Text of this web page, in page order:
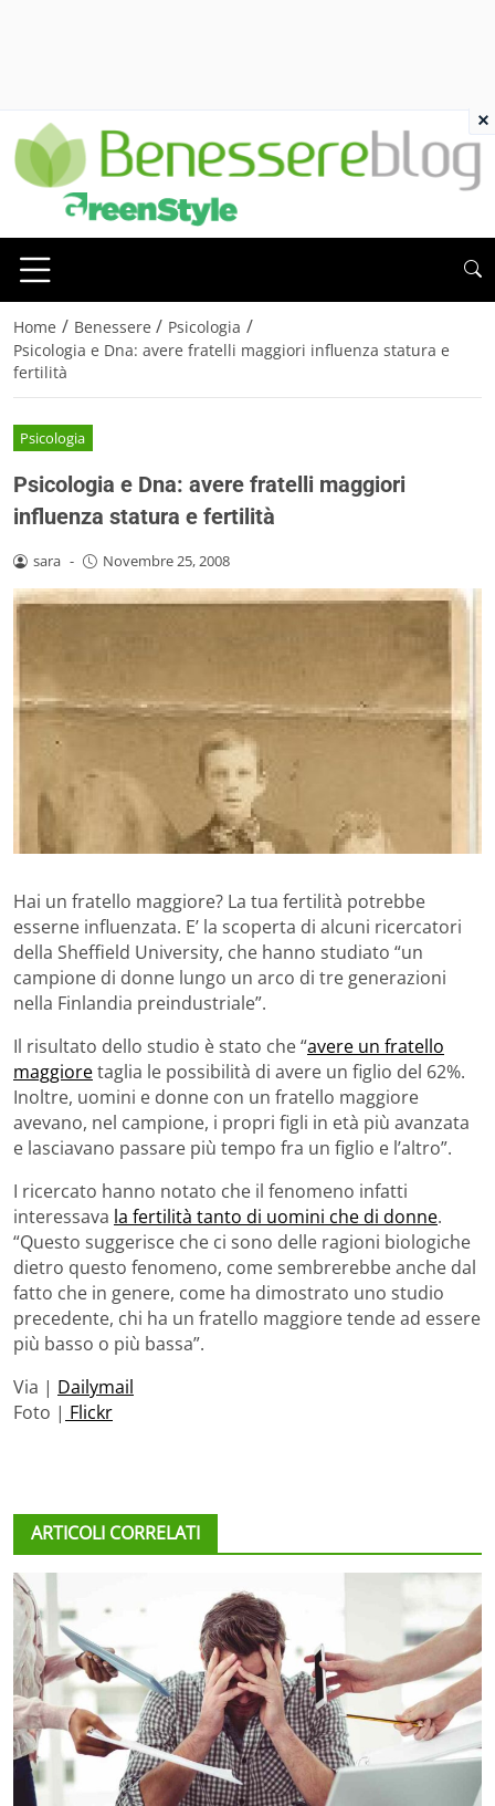
Home / Benessere / Psicologia /
Psicologia e Dna: avere fratelli maggiori influenza statura e
fertilità
Psicologia
Psicologia e Dna: avere fratelli maggiori
influenza statura e fertilità
sara - Novembre 25, 2008
Hai un fratello maggiore? La tua fertilità potrebbe
esserne influenzata. E’ la scoperta di alcuni ricercatori
della Sheffield University, che hanno studiato “un
campione di donne lungo un arco di tre generazioni
nella Finlandia preindustriale”.
Il risultato dello studio è stato che “avere un fratello
maggioretaglia le possibilità di avere un figlio del 62%.
Inoltre, uomini e donne con un fratello maggiore
avevano, nel campione, i propri figli in età più avanzata
e lasciavano passare più tempo fra un figlio e l’altro”.
I ricercato hanno notato che il fenomeno infatti
interessava la fertilità tanto di uomini che di donne.
“Questo suggerisce che ci sono delle ragioni biologiche
dietro questo fenomeno, come sembrerebbe anche dal
fatto che in genere, come ha dimostrato uno studio
precedente, chi ha un fratello maggiore tende ad essere
più basso o più bassa”.
Via | Dailymail
Foto | Flickr
ARTICOLI CORRELATI
×